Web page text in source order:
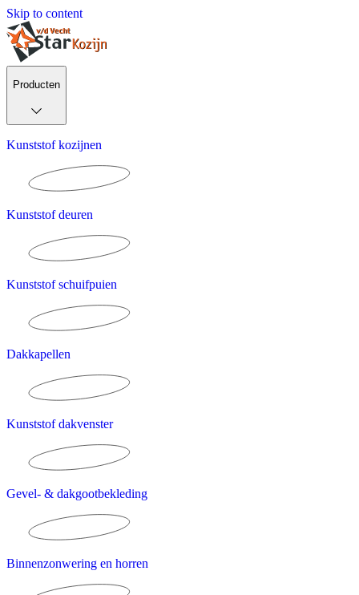
Skip to content
Producten
Kunststof kozijnen
Kunststof deuren
Kunststof schuifpuien
Dakkapellen
Kunststof dakvenster
Gevel- & dakgootbekleding
Binnenzonwering en horren